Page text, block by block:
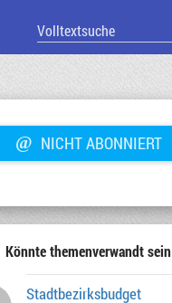
@ NICHT ABONNIERT
Könnte themenverwandt sein
Stadtbezirksbudget